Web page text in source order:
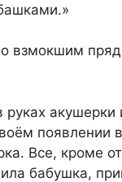
взмокшим
акушерки
Все, кроме
бабушка,